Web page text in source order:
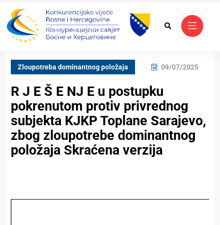
Zloupotreba dominantnog položaja 09/07/2025
R J E Š E NJ E u postupku
pokrenutom protiv privrednog
subjekta KJKP Toplane Sarajevo,
zbog zloupotrebe dominantnog
položaja Skraćena verzija